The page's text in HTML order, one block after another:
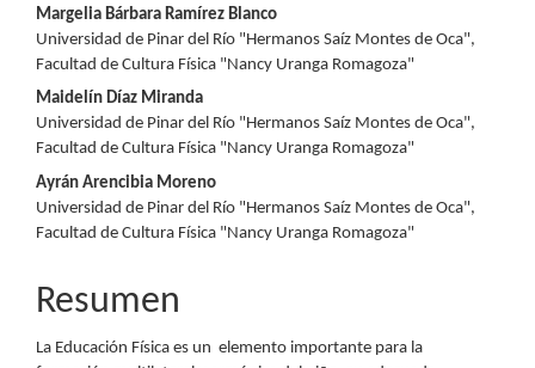
Contenido
principal
del
artículo
Margelia Bárbara Ramírez Blanco
Universidad de Pinar del Río "Hermanos Saíz Montes de Oca",
Facultad de Cultura Física "Nancy Uranga Romagoza"
Maidelín Díaz Miranda
Universidad de Pinar del Río "Hermanos Saíz Montes de Oca",
Facultad de Cultura Física "Nancy Uranga Romagoza"
Ayrán Arencibia Moreno
Universidad de Pinar del Río "Hermanos Saíz Montes de Oca",
Facultad de Cultura Física "Nancy Uranga Romagoza"
Resumen
La Educación Física es un elemento importante para la